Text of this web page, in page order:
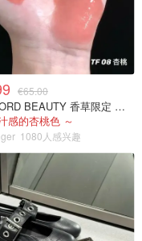
€65.00
TOM FORD BEAUTY 香草限定 镜面唇蜜 #08INHIBITION
感的杏桃色 ～
1080人感兴趣